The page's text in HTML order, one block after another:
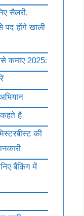
सैलरी,
होंगे खाली
कमाए 2025:
कहते है
की
बैंकिंग में